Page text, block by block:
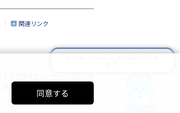
関連リンク
生産管理システム サイトマップ
同意する
どのようなことをお探しです